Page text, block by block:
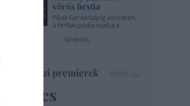
vörös bestia
Pikali Gerda talpig vörösben,
a férfiak pedig nyakig a
hirdetés
Színházi premierek
Nincs